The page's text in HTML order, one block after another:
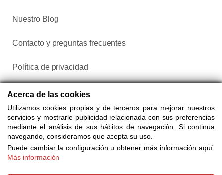
Nuestro Blog
Contacto y preguntas frecuentes
Política de privacidad
Configurar cookies
Acerca de las cookies
Utilizamos cookies propias y de terceros para mejorar nuestros
servicios y mostrarle publicidad relacionada con sus preferencias
mediante el análisis de sus hábitos de navegación. Si continua
navegando, consideramos que acepta su uso.
Puede cambiar la configuración u obtener más información aquí.
Más información